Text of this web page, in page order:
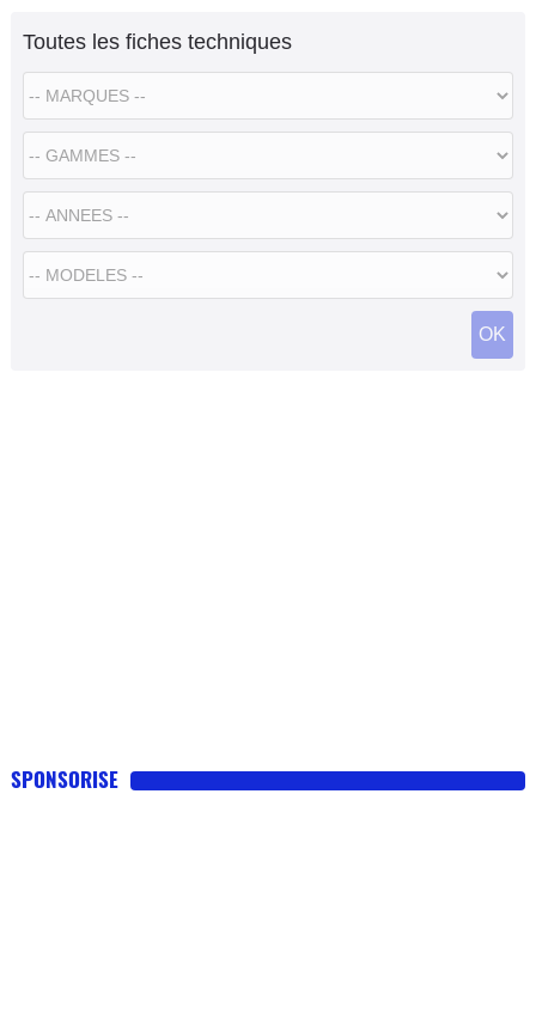
Toutes les fiches techniques
SPONSORISE